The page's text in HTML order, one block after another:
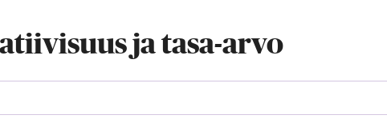
ja tasa-arvo